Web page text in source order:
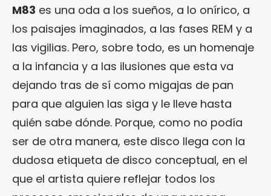
M83 es una oda a los sueños, a lo onírico, a
los paisajes imaginados, a las fases REM y a
las vigilias. Pero, sobre todo, es un homenaje
a la infancia y a las ilusiones que esta va
dejando tras de sí como migajas de pan
para que alguien las siga y le lleve hasta
quién sabe dónde. Porque, como no podía
ser de otra manera, este disco llega con la
dudosa etiqueta de disco conceptual, en el
que el artista quiere reflejar todos los